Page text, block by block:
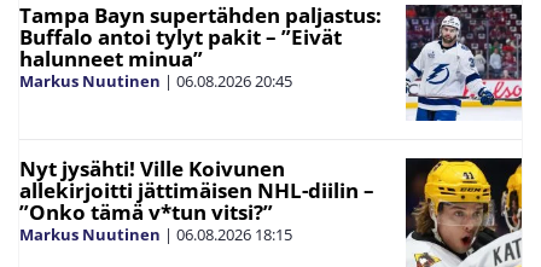
Tampa Bayn supertähden paljastus:
Buffalo antoi tylyt pakit – ”Eivät
halunneet minua”
Markus Nuutinen | 06.08.202620:45
Nyt jysähti! Ville Koivunen
allekirjoitti jättimäisen NHL-diilin –
”Onko tämä v*tun vitsi?”
Markus Nuutinen | 06.08.2026 18:15